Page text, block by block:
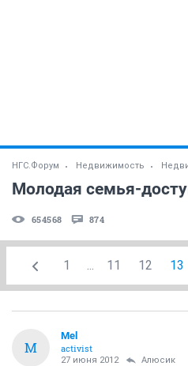
НГС.Форум Недвижимость
654568 874
1 ... 11 12 13
M
Mel
activist
27 июня 2012 Алюсик